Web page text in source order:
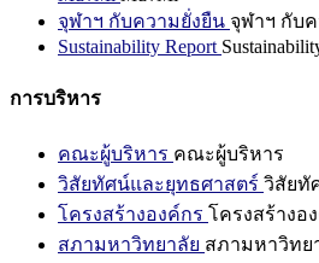
จุฬาฯ กับความยั่งยืน จุฬาฯ กับ
Sustainability Report
การบริหาร
คณะผู้บริหาร คณะผู้บริหาร
วิสัยทัศน์และยุทธศาสตร์ วิสัยทั
โครงสร้างองค์กร โครงสร้างอ
สภามหาวิทยาลัย สภามหาวิทย